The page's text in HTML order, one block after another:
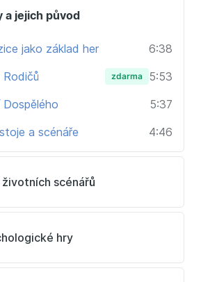
hráčcké tendence a
životními scénáři tak, aby
a umět na ně účinně reagovat
komunikovat
řešení problémů, nikoli na
liniově a chtějí v tom být
a četnými překážkami
a jejich původ
jako základ her
6:38
zdarma
5:53
5:37
a scénáře
4:46
životních scénářů
hry